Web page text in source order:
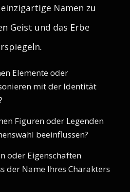
Namen zu
Geist und das Erbe
Elemente oder
mit der Identität
Figuren oder Legenden
beeinflussen?
oder Eigenschaften
der Name Ihres Charakters